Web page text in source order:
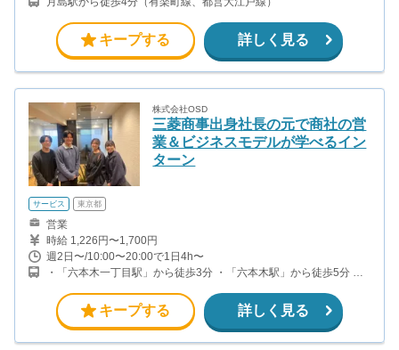
ントへの投稿1件につき1,000円〜4,000円 成果報酬1件につき2,500
よるインセンティブ ※週20時間以上の稼働目安 ・マネージャー 固
定報酬15〜20万円/月 +成果購入・再生数達成によるインセンティ
ブ ※週20時間以上の稼働目安 学生インターンの平均報酬は月8万円
前後（時給換算2,000円以上）です。
キープする 詳しく見る
株式会社OSD
三菱商事出身社長の元で商社の営
業＆ビジネスモデルが学べるイン
ターン
サービス 東京都
営業
時給 1,226円〜1,700円
週2日〜/10:00〜20:00で1日4h〜
・「六本木一丁目駅」から徒歩3分 ・「六本木駅」から徒歩5分 ・
キープする 詳しく見る